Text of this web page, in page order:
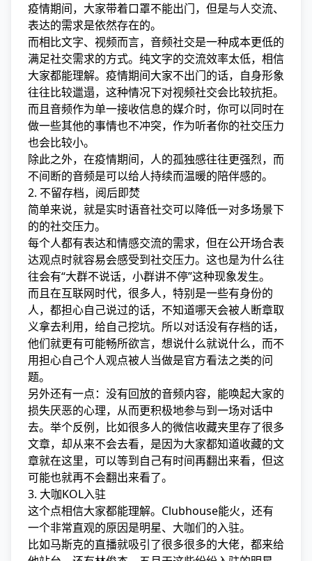
疫情期间，大家带着口罩不能出门，但是与人交流、
表达的需求是依然存在的。
而相比文字、视频而言，音频社交是一种成本更低的
满足社交需求的方式。纯文字的交流效率太低，相信
大家都能理解。疫情期间大家不出门的话，自身形象
往往比较邋遢，这种情况下对视频社交会比较抗拒。
而且音频作为单一接收信息的媒介时，你可以同时在
做一些其他的事情也不冲突，作为听者你的社交压力
也会比较小。
除此之外，在疫情期间，人的孤独感往往更强烈，而
不间断的音频是可以给人持续而温暖的陪伴感的。
2. 不留存档，阅后即焚
简单来说，就是实时语音社交可以降低一对多场景下
的的社交压力。
每个人都有表达和情感交流的需求，但在公开场合表
达观点时就容易会感受到社交压力。这也是为什么往
往会有“大群不说话，小群讲不停”这种现象发生。
而且在互联网时代，很多人，特别是一些有身份的
人，都担心自己说过的话，不知道哪天会被人断章取
义拿去利用，给自己挖坑。所以对话没有存档的话，
他们就更有可能畅所欲言，想说什么就说什么，而不
用担心自己个人观点被人当做是官方看法之类的问
题。
另外还有一点：没有回放的音频内容，能唤起大家的
损失厌恶的心理，从而更积极地参与到一场对话中
去。举个反例，比如很多人的微信收藏夹里存了很多
文章，却从来不会去看，是因为大家都知道收藏的文
章就在这里，可以等到自己有时间再翻出来看，但这
可能也就再不会翻出来看了。
3. 大咖KOL入驻
这个点相信大家都能理解。Clubhouse能火，还有
一个非常直观的原因是明星、大咖们的入驻。
比如马斯克的直播就吸引了很多很多的大佬，都来给